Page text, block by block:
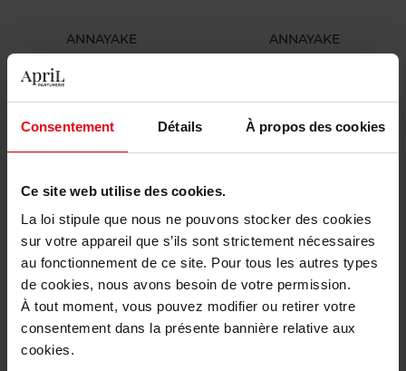
Consentement Détails À propos des cookies
Ce site web utilise des cookies.
La loi stipule que nous ne pouvons stocker des cookies
sur votre appareil que s’ils sont strictement nécessaires
au fonctionnement de ce site. Pour tous les autres types
de cookies, nous avons besoin de votre permission.
À tout moment, vous pouvez modifier ou retirer votre
consentement dans la présente bannière relative aux
cookies.
ANNAYAKE
KOGAÏ FOR HIM
EAU DE TOILETTE
ANNAYAKE
EAU DE TOILETTE
GIORGIO ARMANI